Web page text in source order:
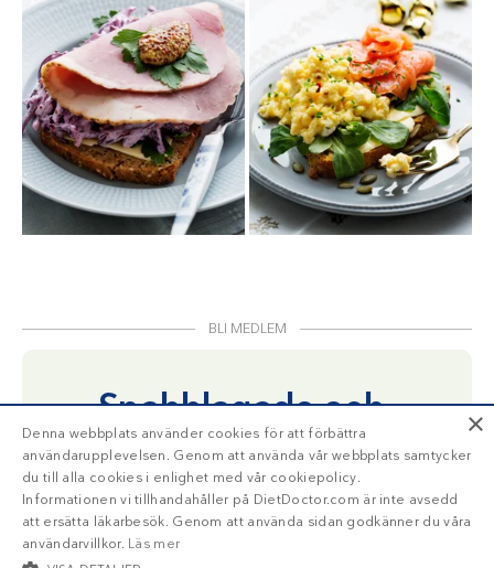
BLI MEDLEM
Snabblagade och
nyttiga rätter?
Inga problem!
Vi förstår hur dyrbar din tid är. Med våra
×
Denna webbplats använder cookies för att förbättra
användarupplevelsen. Genom att använda vår webbplats samtycker
du till alla cookies i enlighet med vår cookiepolicy.
Informationen vi tillhandahåller på DietDoctor.com är inte avsedd
att ersätta läkarbesök. Genom att använda sidan godkänner du våra
användarvillkor. Läs mer